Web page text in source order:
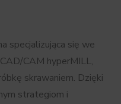
specjalizująca się we
CAM hyperMILL,
skrawaniem. Dzięki
strategiom i